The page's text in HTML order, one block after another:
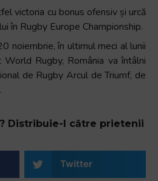
victoria cu bonus ofensiv și urcă
în Rugby Europe Championship.
noiembrie, în ultimul meci al lunii
Rugby, România va întâlni
de Rugby Arcul de Triumf, de
Distribuie-l către prietenii
Twitter